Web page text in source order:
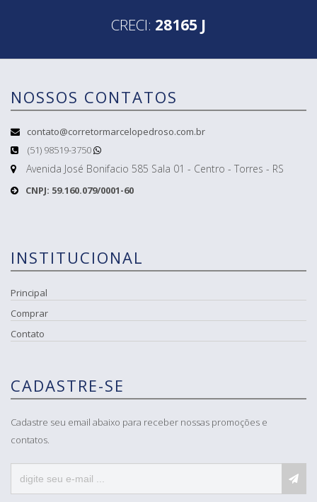
CRECI: 28165 J
NOSSOS CONTATOS
contato@corretormarcelopedroso.com.br
(51) 98519-3750
Avenida José Bonifacio 585 Sala 01 - Centro - Torres - RS
CNPJ: 59.160.079/0001-60
INSTITUCIONAL
Principal
Comprar
Contato
CADASTRE-SE
Cadastre seu email abaixo para receber nossas promoções e
contatos.